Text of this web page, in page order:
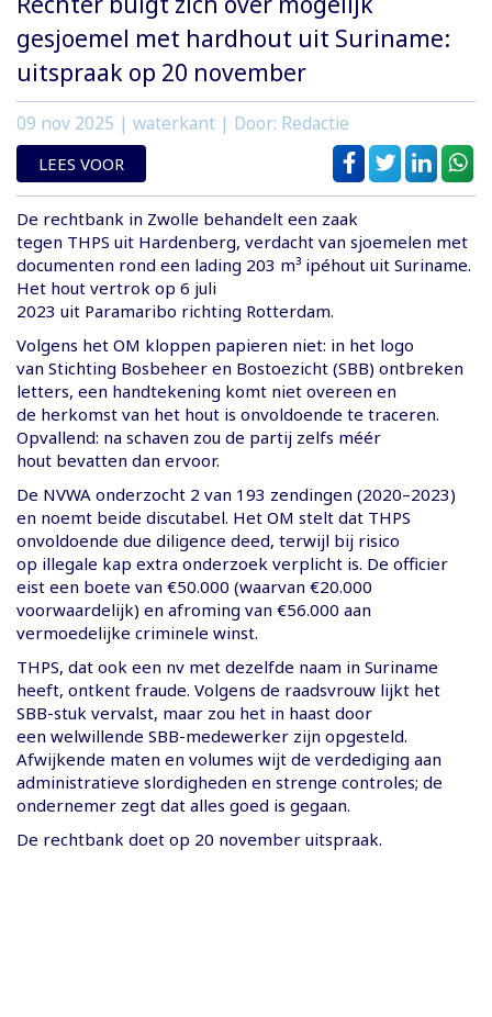
gesjoemel met hardhout uit Suriname:
uitspraak op 20 november
09 nov 2025 | waterkant | Door: Redactie
LEES VOOR
De rechtbank in Zwolle behandelt een zaak
tegen THPS uit Hardenberg, verdacht van sjoemelen met
documenten rond een lading 203 m³ ipéhout uit Suriname.
Het hout vertrok op 6 juli
2023 uit Paramaribo richting Rotterdam.
Volgens het OM kloppen papieren niet: in het logo
van Stichting Bosbeheer en Bostoezicht (SBB) ontbreken
letters, een handtekening komt niet overeen en
de herkomst van het hout is onvoldoende te traceren.
Opvallend: na schaven zou de partij zelfs méér
hout bevatten dan ervoor.
De NVWA onderzocht 2 van 193 zendingen (2020–2023)
en noemt beide discutabel. Het OM stelt dat THPS
onvoldoende due diligence deed, terwijl bij risico
op illegale kap extra onderzoek verplicht is. De officier
eist een boete van €50.000 (waarvan €20.000
voorwaardelijk) en afroming van €56.000 aan
vermoedelijke criminele winst.
THPS, dat ook een nv met dezelfde naam in Suriname
heeft, ontkent fraude. Volgens de raadsvrouw lijkt het
SBB-stuk vervalst, maar zou het in haast door
een welwillende SBB-medewerker zijn opgesteld.
Afwijkende maten en volumes wijt de verdediging aan
administratieve slordigheden en strenge controles; de
ondernemer zegt dat alles goed is gegaan.
De rechtbank doet op 20 november uitspraak.